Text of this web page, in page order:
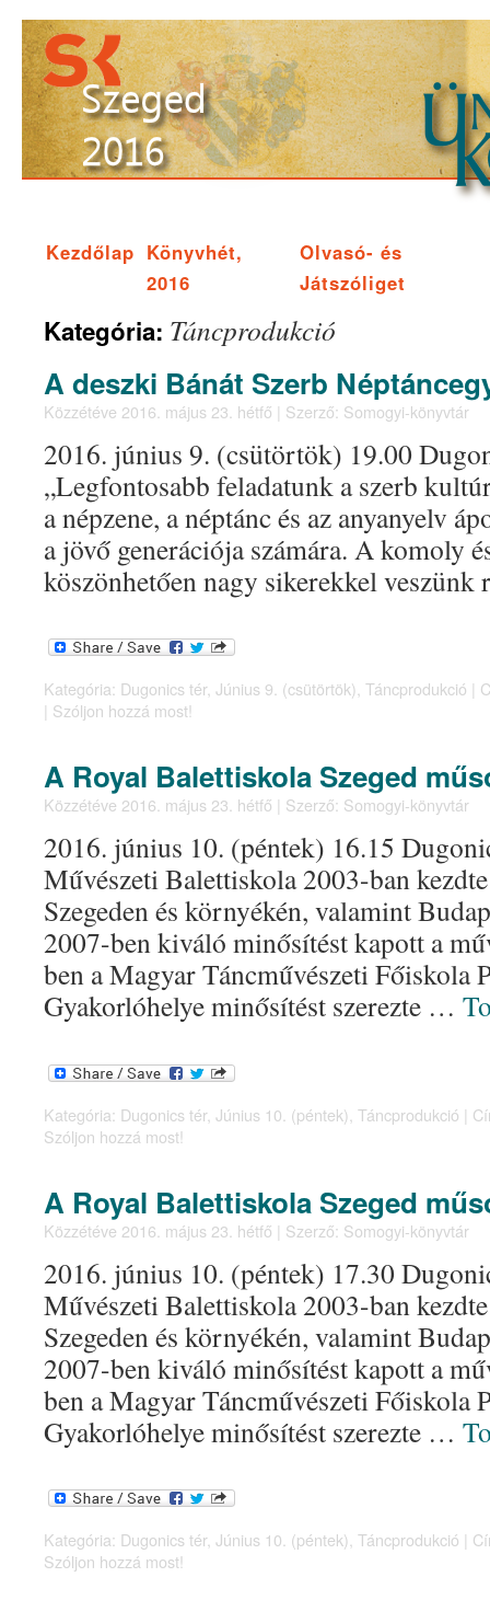
Kezdőlap Könyvhét,
2016
Olvasó- és
Játszóliget
Kategória: Táncprodukció
A deszki Bánát Szerb
Közzétéve 2016. május 23. hétfő | Szerző: Somogyi-könyvtár
2016. június 9. (csütörtök) 19.00
„Legfontosabb feladatunk a szerb
a népzene, a néptánc és az anyanyelv
a jövő generációja számára. A komoly
köszönhetően nagy sikerekkel
Kategória: Dugonics tér, Június 9. (csütörtök), Táncprodukció |
| Szóljon hozzá most!
A Royal Balettiskola Szeged
Közzétéve 2016. május 23. hétfő | Szerző: Somogyi-könyvtár
2016. június 10. (péntek) 16.15
Művészeti Balettiskola 2003-ban
Szegeden és környékén, valamint
2007-ben kiváló minősítést kapott a
ben a Magyar Táncművészeti Főiskola
Gyakorlóhelye minősítést szerezte …
Kategória: Dugonics tér, Június 10. (péntek) Táncprodukció |
Szóljon hozzá most!
A Royal Balettiskola Szeged
Közzétéve 2016. május 23. hétfő | Szerző: Somogyi-könyvtár
2016. június 10. (péntek) 17.30
Művészeti Balettiskola 2003-ban
Szegeden és környékén, valamint
2007-ben kiváló minősítést kapott a
ben a Magyar Táncművészeti Főiskola
Gyakorlóhelye minősítést szerezte …
Kategória: Dugonics tér, Június 10. (péntek), Táncprodukció |
Szóljon hozzá most!